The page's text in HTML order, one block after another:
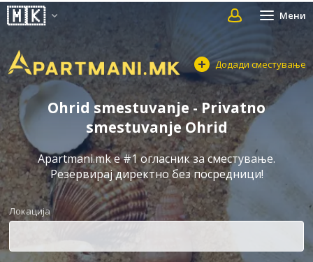
Мени
Додади сместување
Ohrid smestuvanje - Privatno
smestuvanje Ohrid
Apartmani.mk е #1 огласник за сместување.
Резервирај директно без посредници!
Локација